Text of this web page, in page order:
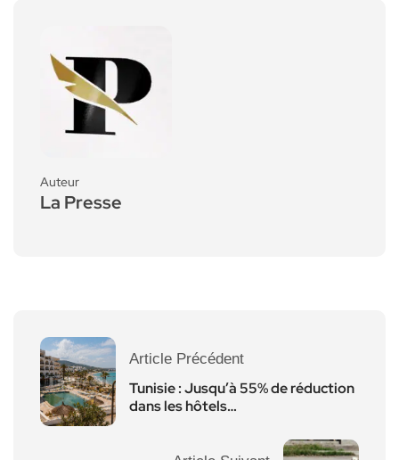
Auteur
La Presse
Article Précédent
Tunisie : Jusqu’à 55% de réduction
dans les hôtels…